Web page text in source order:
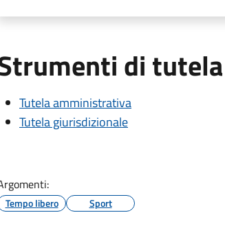
di tutela
Tutela amministrativa
Tutela giurisdizionale
Tempo libero Sport